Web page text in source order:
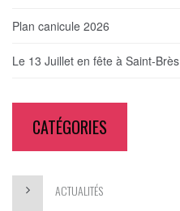
Plan canicule 2026
Le 13 Juillet en fête à Saint-Brès
CATÉGORIES
ACTUALITÉS